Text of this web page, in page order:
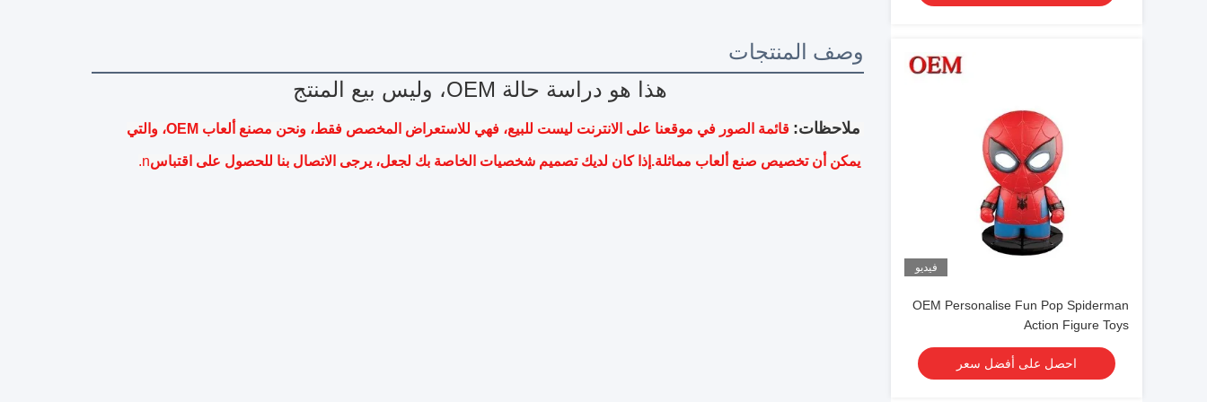
فيديو
OEM Personalise Fun Pop Spiderman
Action Figure Toys
احصل على أفضل سعر
وصف المنتجات
هذا هو دراسة حالة OEM، وليس بيع المنتج
ملاحظات:
يمكن أن تخصيص صنع ألعاب مماثلة.إذا كان لديك تصميم شخصيات الخاصة بك لجعل، يرجى الاتصال بنا للحصول على اقتباسn.